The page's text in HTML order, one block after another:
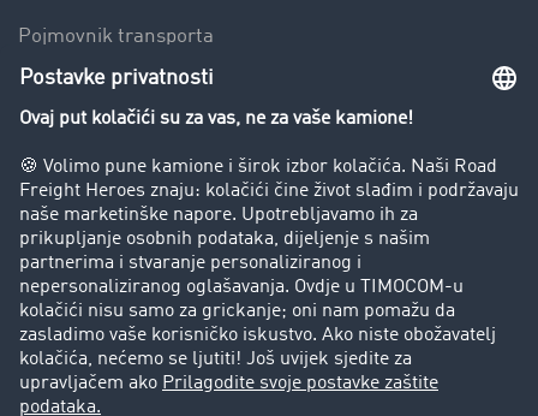
Pojmovnik transporta
Zabrana vožnje za kamione
Poduzeće
Priče o uspjehu
Stranke preporučuju stranku
Pravna pitanja
Impresum